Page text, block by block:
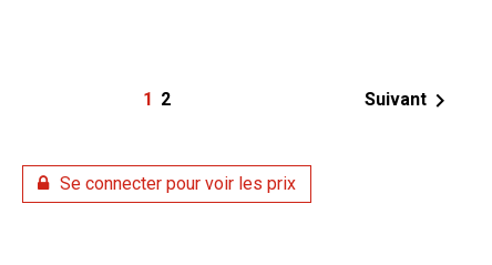
1 2 Suivant 
Se connecter pour voir les prix